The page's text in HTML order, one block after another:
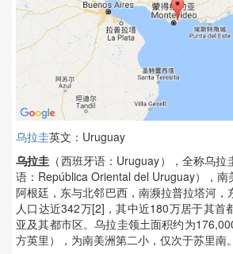
乌拉圭英文：Uruguay
乌拉圭 （西班牙语：Uruguay），全称乌
语：República Oriental del Uruguay），南
阿根廷，东与北邻巴西，南濒拉普拉塔河，
人口达近342万[2]，其中近180万居于其首
亚及其都市区。乌拉圭领土面积约为
方英里），为南美洲第二小，仅次于苏里南。